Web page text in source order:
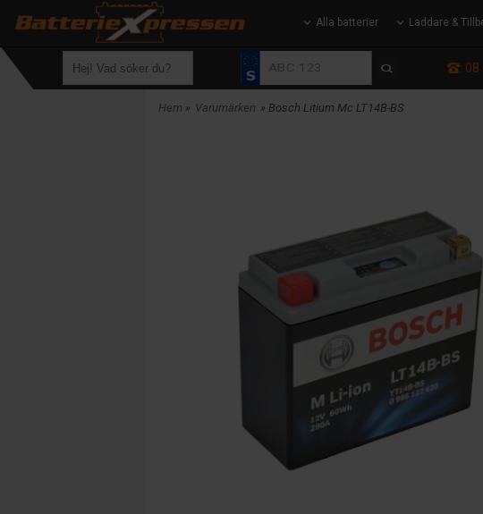
Alla batterier Laddare &
: 08
Hem » Varumärken » Bosch Litium Mc LT14B-BS